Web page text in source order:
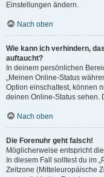
Einstellungen ändern.
Nach oben
Wie kann ich verhindern,
auftaucht?
In deinem persönlichen
„Meinen Online-Status
Option einschaltest, können
deinen Online-Status sehen.
Nach oben
Die Forenuhr geht falsch!
Möglicherweise entspricht
In diesem Fall solltest du im
Zeitzone (Mitteleuropäische